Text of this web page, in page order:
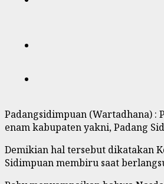
Padangsidimpuan (Wartadhana)
enam kabupaten yakni, Padang
Demikian hal tersebut dikatakan
Sidimpuan membiru saat